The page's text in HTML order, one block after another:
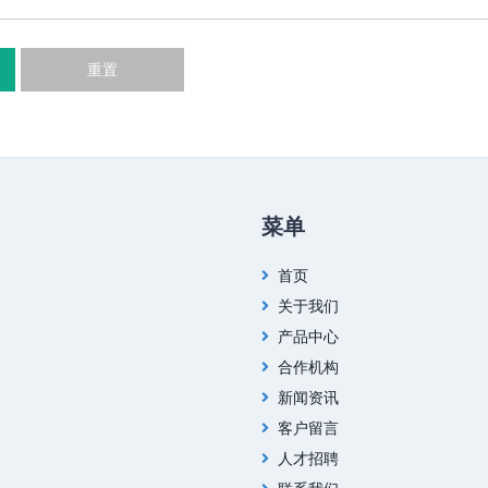
重置
菜单
首页
关于我们
产品中心
合作机构
新闻资讯
客户留言
人才招聘